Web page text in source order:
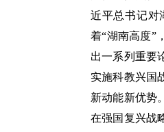
近平总书记对
着“湖南高度”
出一系列重要
实施科教兴国
新动能新优势
在强国复兴战